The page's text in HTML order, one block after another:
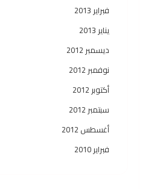
فبراير 2013
يناير 2013
ديسمبر 2012
نوفمبر 2012
أكتوبر 2012
سبتمبر 2012
أغسطس 2012
فبراير 2010